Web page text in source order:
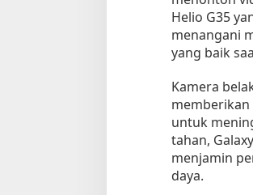
o
n
o
i
s
Helio G35
menangani
yang baik
Kamera
untuk
tahan,
menjamin
daya.
Tempat Makan All You Can Eat di
3 Januari 2025